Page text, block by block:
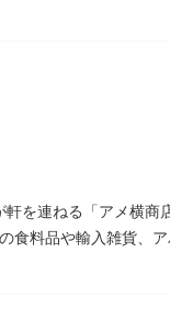
を連ねる「アメ横商
食料品や輸入雑貨、